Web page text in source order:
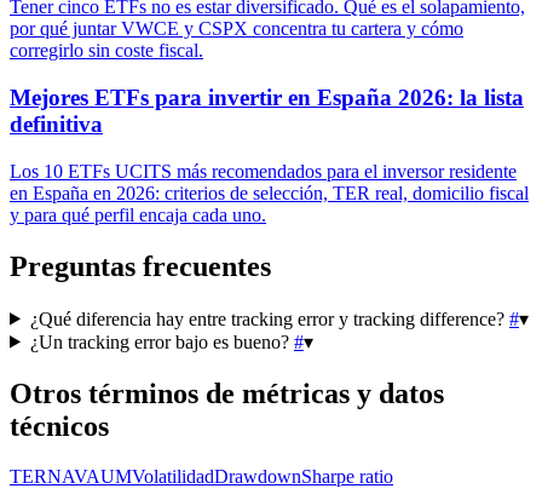
Tener cinco ETFs no es estar diversificado. Qué es el solapamiento,
por qué juntar VWCE y CSPX concentra tu cartera y cómo
corregirlo sin coste fiscal.
Mejores ETFs para invertir en España 2026: la lista
definitiva
Los 10 ETFs UCITS más recomendados para el inversor residente
en España en 2026: criterios de selección, TER real, domicilio fiscal
y para qué perfil encaja cada uno.
Preguntas frecuentes
¿Qué diferencia hay entre tracking error y tracking difference? #▾
¿Un tracking error bajo es bueno? #▾
Otros términos de métricas y datos
técnicos
TERNAVAUMVolatilidadDrawdownSharpe ratio